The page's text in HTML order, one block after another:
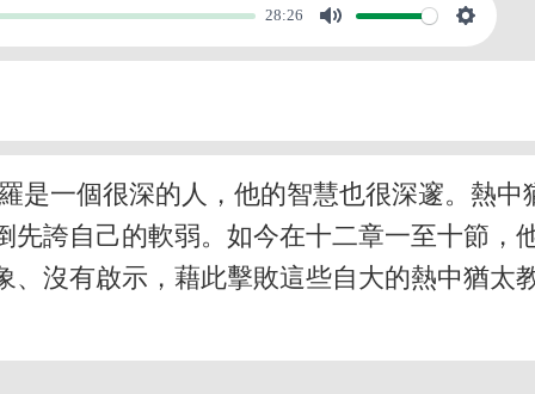
28:26
是一個很深的人，他的智慧也很深邃。熱中
誇自己的軟弱。如今在十二章一至十節，
沒有啟示，藉此擊敗這些自大的熱中猶太